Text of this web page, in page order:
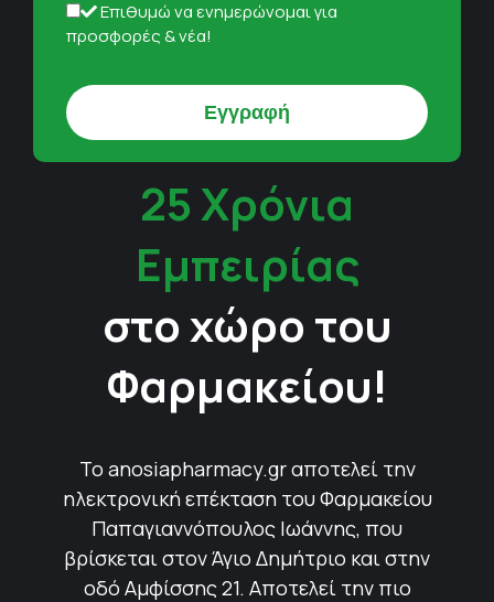
Επιθυμώ να ενημερώνομαι για
προσφορές & νέα!
25 Χρόνια
Εμπειρίας
στο χώρο του
Φαρμακείου!
Το anosiapharmacy.gr αποτελεί την
ηλεκτρονική επέκταση του Φαρμακείου
Παπαγιαννόπουλος Ιωάννης, που
βρίσκεται στον Άγιο Δημήτριο και στην
οδό Αμφίσσης 21. Αποτελεί την πιο